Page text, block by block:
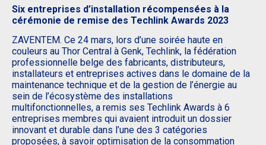
Six entreprises d’installation récompensées à la
cérémonie de remise des Techlink Awards 2023
ZAVENTEM. Ce 24 mars, lors d’une soirée haute en
couleurs au Thor Central à Genk, Techlink, la fédération
professionnelle belge des fabricants, distributeurs,
installateurs et entreprises actives dans le domaine de la
maintenance technique et de la gestion de l’énergie au
sein de l’écosystème des installations
multifonctionnelles, a remis ses Techlink Awards à 6
entreprises membres qui avaient introduit un dossier
innovant et durable dans l’une des 3 catégories
proposées, à savoir optimisation de la consommation